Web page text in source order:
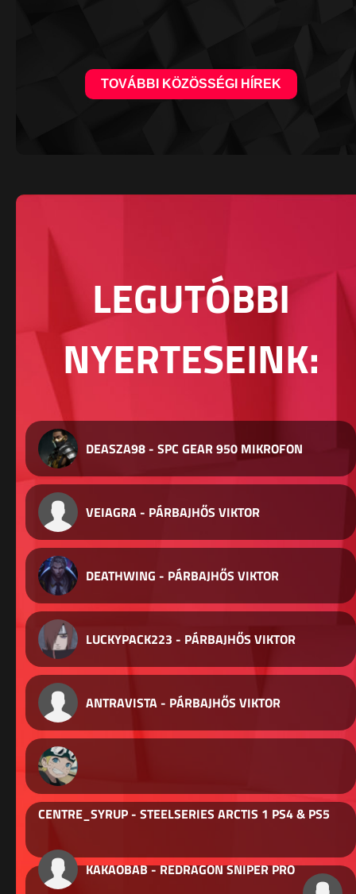
TOVÁBBI KÖZÖSSÉGI HÍREK
LEGUTÓBBI
NYERTESEINK:
DEASZA98 - SPC GEAR 950 MIKROFON
VEIAGRA - PÁRBAJHŐS VIKTOR
DEATHWING - PÁRBAJHŐS VIKTOR
LUCKYPACK223 - PÁRBAJHŐS VIKTOR
ANTRAVISTA - PÁRBAJHŐS VIKTOR
CENTRE_SYRUP - STEELSERIES ARCTIS 1 PS4 & PS5
KAKAOBAB - REDRAGON SNIPER PRO